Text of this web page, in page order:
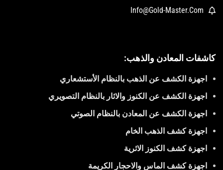
Info@Gold-Master.Com
كاشفات المعادن والذهب:
اجهزة الكشف عن الذهب بالنظام الأستشعاري
اجهزة الكشف عن الكنوز والاثار بالنظام التصويري
اجهزة الكشف عن المعادن بالنظام الصوتي
اجهزة كشف الذهب الخام
اجهزة كشف الكنوز الاثرية
اجهزة كشف الماس والاحجار الكريمة